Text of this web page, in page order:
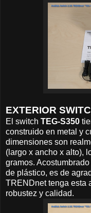
EXTERIOR
El switch TEG-S350
construido en metal y
dimensiones son
(largo x ancho x alto),
gramos.
de plástico, es de
TRENDnet tenga esta
robustez y calidad.